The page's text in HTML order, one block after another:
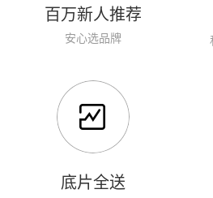
百万新人推荐
安心选品牌
底片全送